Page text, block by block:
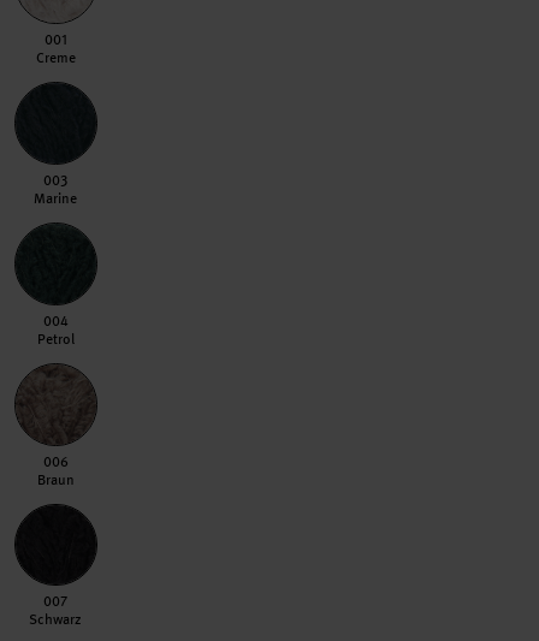
001 Creme
001
Creme
003 Marine
003
Marine
004 Petrol
004
Petrol
006 Braun
006
Braun
007 Schwarz
007
Schwarz